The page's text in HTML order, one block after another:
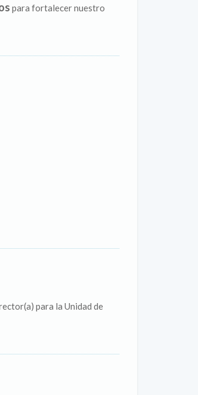
para fortalecer nuestro
para la Unidad de